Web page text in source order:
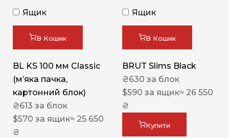
Ящик
В Кошик
BL KS 100 мм Classic
(м’яка пачка,
картонний блок)
₴613 за блок
$570 за ящик≈ 25 650
₴
Ящик
В Кошик
BRUT Slims Black
₴630 за блок
$590 за ящик≈ 26 550
₴
Купити